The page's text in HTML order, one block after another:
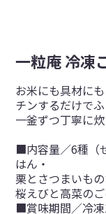
一粒庵 冷凍
お米にも具材に
チンするだけで
一釜ずつ丁寧に炊
■内容量／6種（
はん・
栗とさつまいも
桜えびと高菜の
■賞味期間／冷